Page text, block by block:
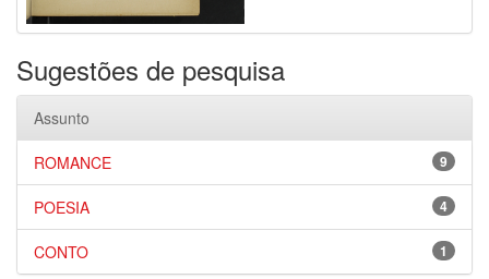
Sugestões de pesquisa
Assunto
9
ROMANCE
4
POESIA
1
CONTO